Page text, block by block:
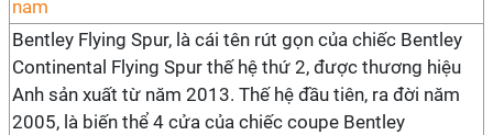
Bentley Flying Spur, là cái tên rút gọn của chiếc Bentley
Continental Flying Spur thế hệ thứ 2, được thương hiệu
Anh sản xuất từ năm 2013. Thế hệ đầu tiên, ra đời năm
2005, là biến thể 4 cửa của chiếc coupe Bentley